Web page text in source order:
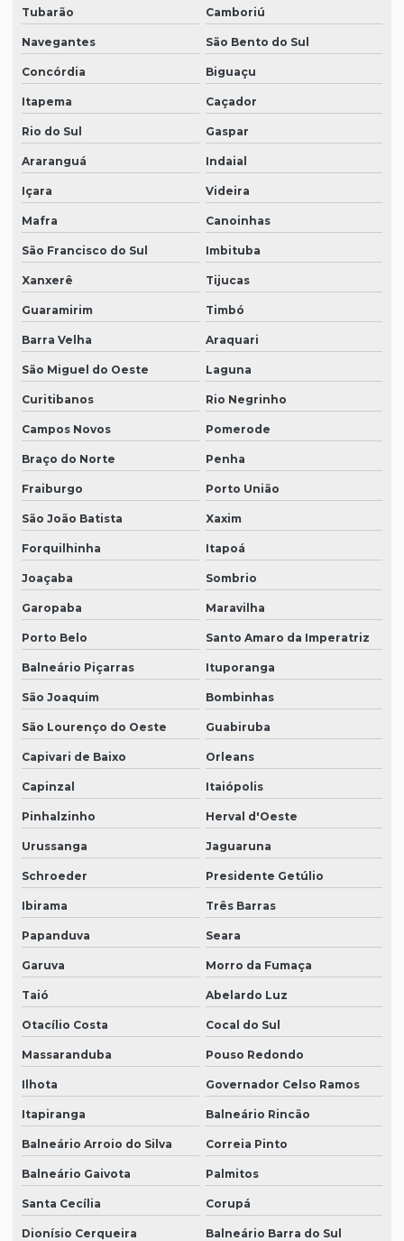
Tubarão Camboriú
Navegantes São Bento do Sul
Concórdia Biguaçu
Itapema Caçador
Rio do Sul Gaspar
Araranguá Indaial
Içara Videira
Mafra Canoinhas
São Francisco do Sul Imbituba
Xanxerê Tijucas
Guaramirim Timbó
Barra Velha Araquari
São Miguel do Oeste Laguna
Curitibanos Rio Negrinho
Campos Novos Pomerode
Braço do Norte Penha
Fraiburgo Porto União
São João Batista Xaxim
Forquilhinha Itapoá
Joaçaba Sombrio
Garopaba Maravilha
Porto Belo Santo Amaro da Imperatriz
Balneário Piçarras Ituporanga
São Joaquim Bombinhas
São Lourenço do Oeste Guabiruba
Capivari de Baixo Orleans
Capinzal Itaiópolis
Pinhalzinho Herval d'Oeste
Urussanga Jaguaruna
Schroeder Presidente Getúlio
Ibirama Três Barras
Papanduva Seara
Garuva Morro da Fumaça
Taió Abelardo Luz
Otacílio Costa Cocal do Sul
Massaranduba Pouso Redondo
Ilhota Governador Celso Ramos
Itapiranga Balneário Rincão
Balneário Arroio do Silva Correia Pinto
Balneário Gaivota Palmitos
Santa Cecília Corupá
Dionísio Cerqueira Balneário Barra do Sul